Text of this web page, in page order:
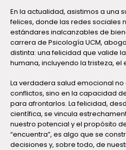
En la actualidad, asistimos a una
felices, donde las redes sociales
estándares inalcanzables de
carrera de Psicología UCM,
distinta: una felicidad que valide
humana, incluyendo la tristeza, el
La verdadera salud emocional
conflictos, sino en la capacidad
para afrontarlos. La felicidad,
científica, se vincula
nuestro potencial y el propósito
“encuentra”, es algo que se
decisiones y, sobre todo, de